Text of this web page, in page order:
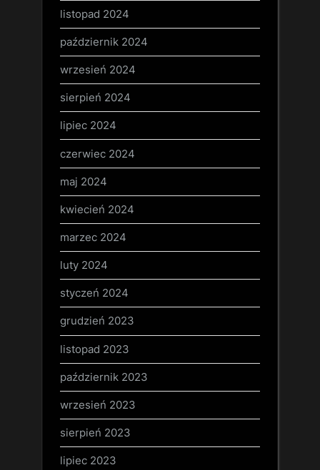
listopad 2024
październik 2024
wrzesień 2024
sierpień 2024
lipiec 2024
czerwiec 2024
maj 2024
kwiecień 2024
marzec 2024
luty 2024
styczeń 2024
grudzień 2023
listopad 2023
październik 2023
wrzesień 2023
sierpień 2023
lipiec 2023